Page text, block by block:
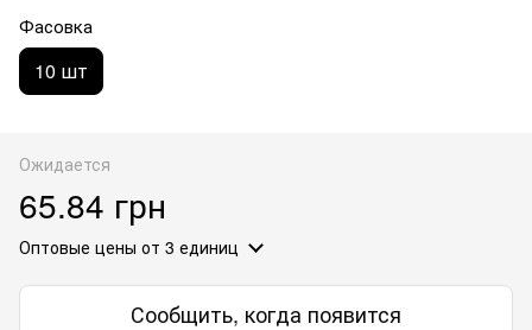
Фасовка
10 шт
Ожидается
65.84 грн
Оптовые цены от 3 единиц
Сообщить, когда появится